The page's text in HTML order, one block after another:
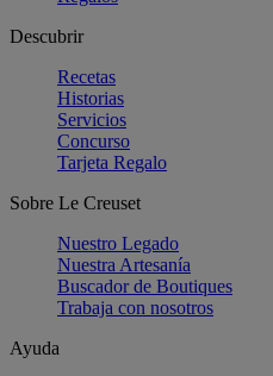
Descubrir
Recetas
Historias
Servicios
Concurso
Tarjeta Regalo
Sobre Le Creuset
Nuestro Legado
Nuestra Artesanía
Buscador de Boutiques
Trabaja con nosotros
Ayuda